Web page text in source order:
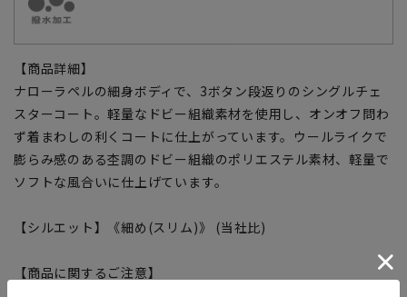
【商品詳細】
ナローラペルの細身ボディで、3ボタン段返りのシングルチェ
スターコート。軽量なドビー組織素材を使用し、オンオフ問わ
ず着まわしの利くコートに仕上がっています。ウールライクで
膨らみ感のある杢調のドビー組織のポリエステル素材、軽量で
ソフトな風合いに仕上げています。
【シルエット】《細め(スリム)》 (当社比)
【商品に関するご注意】